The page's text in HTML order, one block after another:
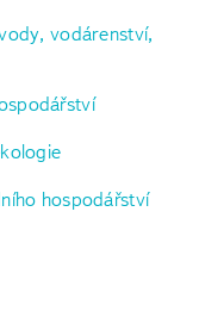
vodárenství,
hospodářství